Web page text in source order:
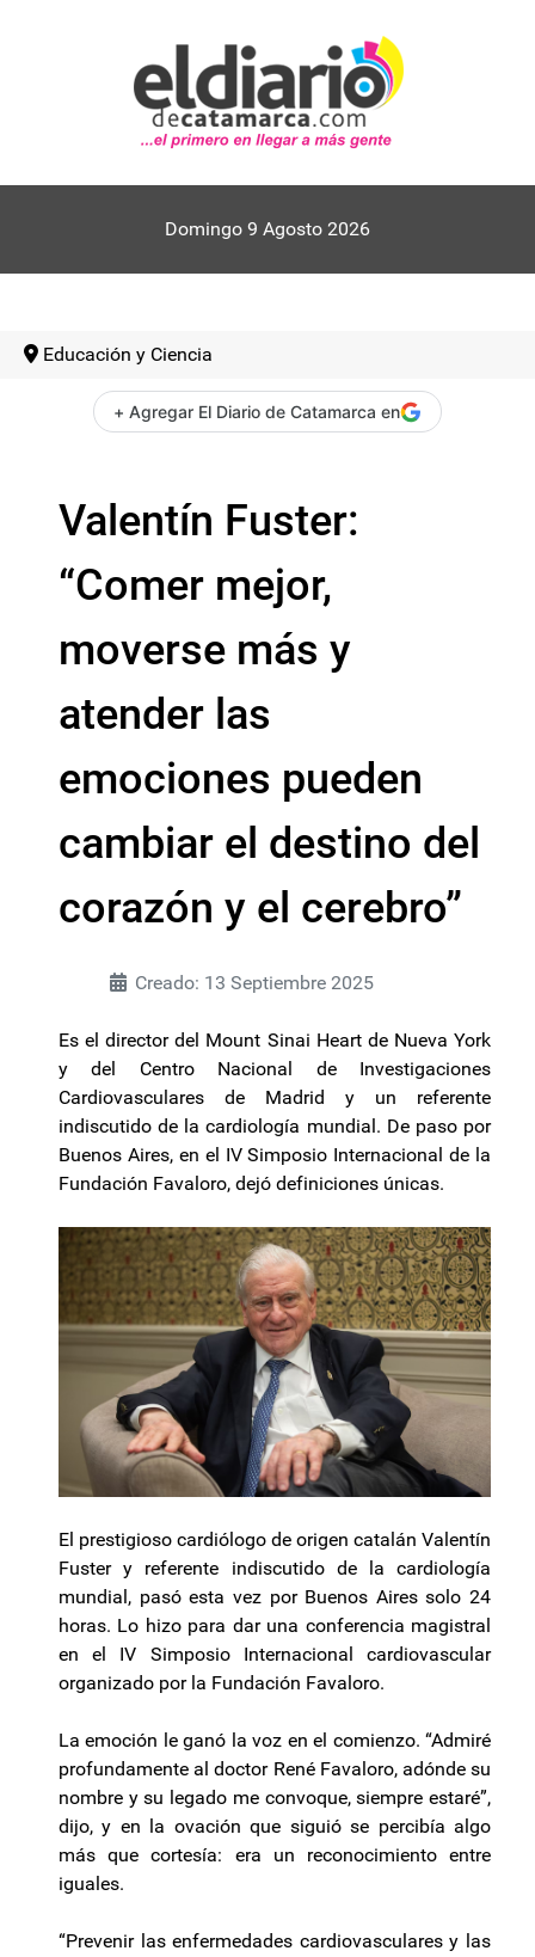
Domingo 9 Agosto 2026
Educación y Ciencia
+ Agregar El Diario de Catamarca en
Valentín Fuster:
“Comer mejor,
moverse más y
atender las
emociones pueden
cambiar el destino del
corazón y el cerebro”
Creado: 13 Septiembre 2025
Es el director del Mount Sinai Heart de Nueva York
y del Centro Nacional de Investigaciones
Cardiovasculares de Madrid y un referente
indiscutido de la cardiología mundial. De paso por
Buenos Aires, en el IV Simposio Internacional de la
Fundación Favaloro, dejó definiciones únicas.
El prestigioso cardiólogo de origen catalán Valentín
Fuster y referente indiscutido de la cardiología
mundial, pasó esta vez por Buenos Aires solo 24
horas. Lo hizo para dar una conferencia magistral
en el IV Simposio Internacional cardiovascular
organizado por la Fundación Favaloro.
La emoción le ganó la voz en el comienzo. “Admiré
profundamente al doctor René Favaloro, adónde su
nombre y su legado me convoque, siempre estaré”,
dijo, y en la ovación que siguió se percibía algo
más que cortesía: era un reconocimiento entre
iguales.
“Prevenir las enfermedades cardiovasculares y las